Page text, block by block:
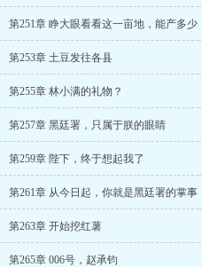
第251章 睁大眼看看这一亩地，能产多少
第253章 土豆发往各县
第255章 林小满的礼物？
第257章 黑廷署，只属于朕的眼睛
第259章 陛下，终于想起我了
第261章 从今日起，你就是黑廷署的掌事
第263章 开始挖红薯
第265章 006号，赵承钧